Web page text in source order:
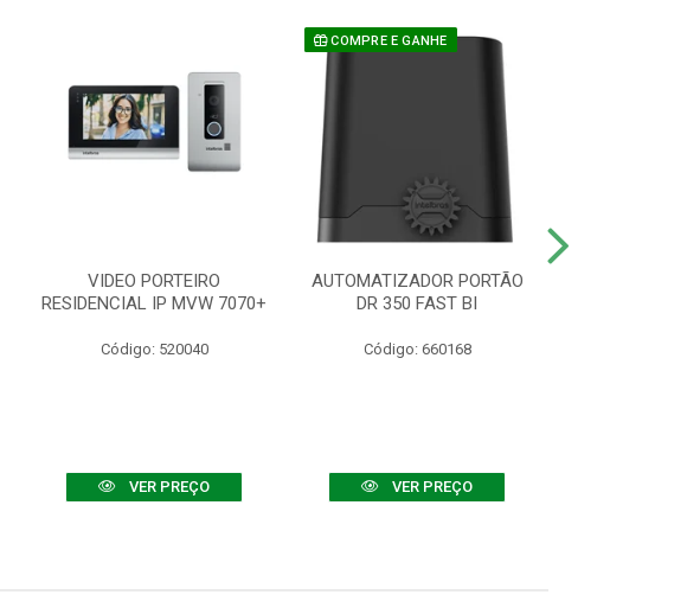
VIDEO PORTEIRO
RESIDENCIAL IP MVW 7070+
Código: 520040
VER PREÇO
COMPRE E GANHE
AUTOMATIZADOR PORTÃO
DR 350 FAST BI
Código: 660168
VER PREÇO